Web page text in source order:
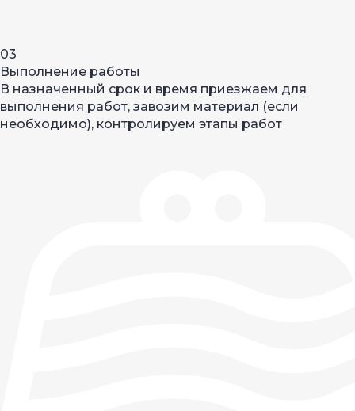
03
Выполнение работы
В назначенный срок и время приезжаем для
выполнения работ, завозим материал (если
необходимо), контролируем этапы работ